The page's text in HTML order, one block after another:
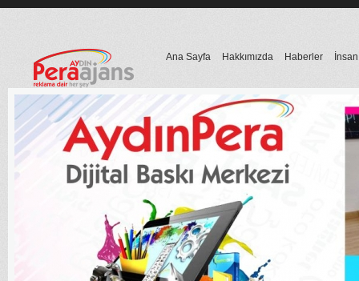
Ana Sayfa Hakkımızda Haberler